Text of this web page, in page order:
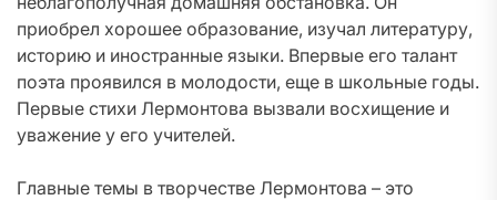
приобрел хорошее образование, изучал литературу,
историю и иностранные языки. Впервые его талант
поэта проявился в молодости, еще в школьные годы.
Первые стихи Лермонтова вызвали восхищение и
уважение у его учителей.
Главные темы в творчестве Лермонтова – это